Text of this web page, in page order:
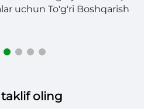
To'g'ri Boshqarish
oling